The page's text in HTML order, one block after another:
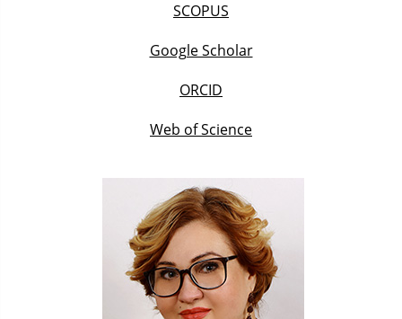
SCOPUS
Google Scholar
ORCID
Web of Science